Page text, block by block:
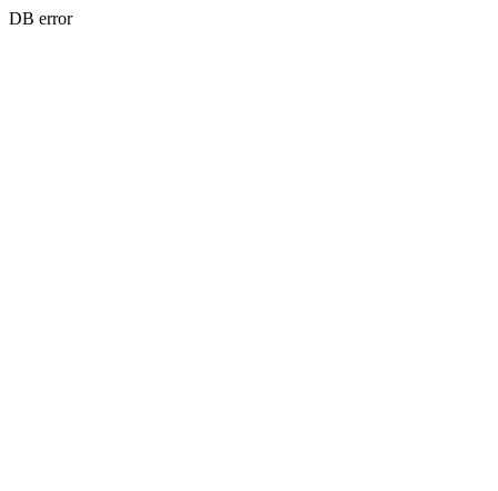
DB error